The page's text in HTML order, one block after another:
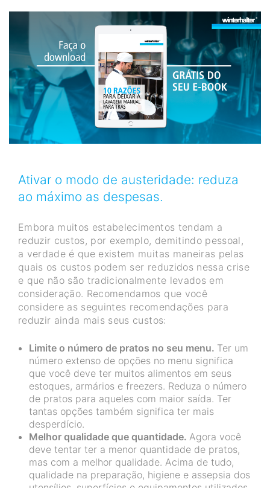
Ativar o modo de austeridade: reduza
ao máximo as despesas.
Embora muitos estabelecimentos tendam a
reduzir custos, por exemplo, demitindo pessoal,
a verdade é que existem muitas maneiras pelas
quais os custos podem ser reduzidos nessa crise
e que não são tradicionalmente levados em
consideração. Recomendamos que você
considere as seguintes recomendações para
reduzir ainda mais seus custos:
Limite o número de pratos no seu menu. Ter um
número extenso de opções no menu significa
que você deve ter muitos alimentos em seus
estoques, armários e freezers. Reduza o número
de pratos para aqueles com maior saída. Ter
tantas opções também significa ter mais
desperdício.
Melhor qualidade que quantidade. Agora você
deve tentar ter a menor quantidade de pratos,
mas com a melhor qualidade. Acima de tudo,
qualidade na preparação, higiene e assepsia dos